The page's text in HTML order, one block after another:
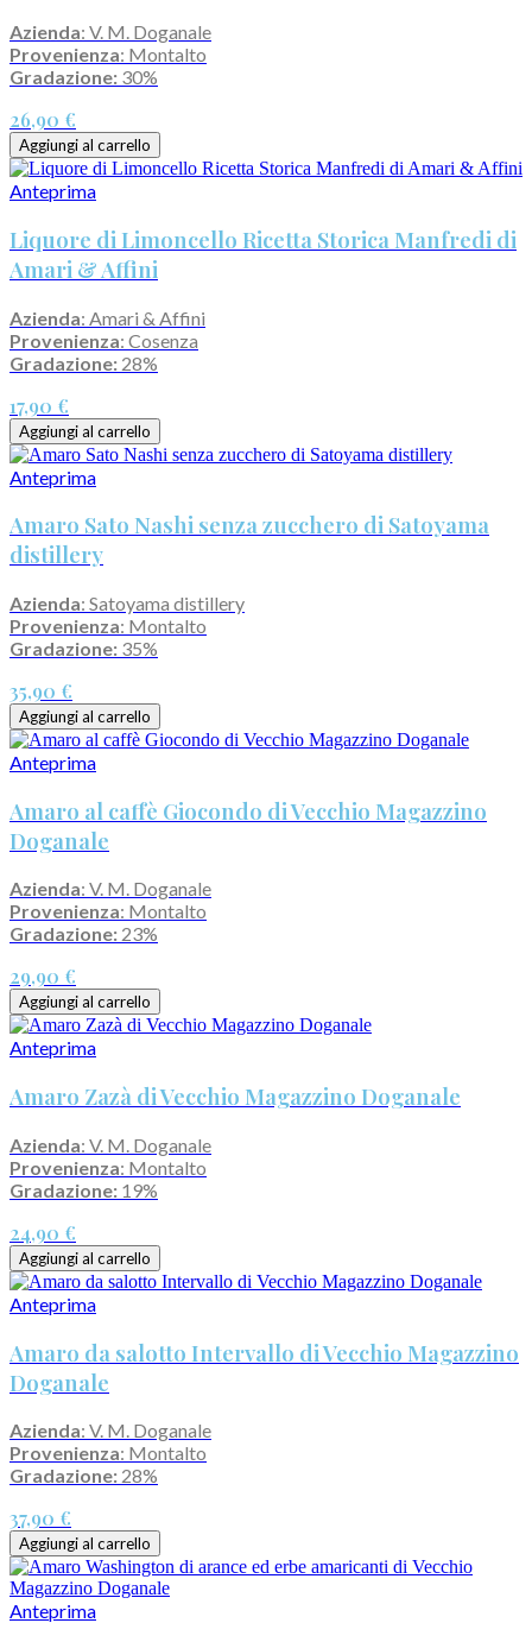
Azienda: V. M. Doganale
Provenienza: Montalto
Gradazione: 30%
26,90 €
Aggiungi al carrello
Anteprima
Liquore di Limoncello Ricetta Storica Manfredi di
Amari & Affini
Azienda: Amari & Affini
Provenienza: Cosenza
Gradazione: 28%
17,90 €
Aggiungi al carrello
Anteprima
Amaro Sato Nashi senza zucchero di Satoyama
distillery
Azienda: Satoyama distillery
Provenienza: Montalto
Gradazione: 35%
35,90 €
Aggiungi al carrello
Anteprima
Amaro al caffè Giocondo di Vecchio Magazzino
Doganale
Azienda: V. M. Doganale
Provenienza: Montalto
Gradazione: 23%
29,90 €
Aggiungi al carrello
Anteprima
Amaro Zazà di Vecchio Magazzino Doganale
Azienda: V. M. Doganale
Provenienza: Montalto
Gradazione: 19%
24,90 €
Aggiungi al carrello
Anteprima
Amaro da salotto Intervallo di Vecchio Magazzino
Doganale
Azienda: V. M. Doganale
Provenienza: Montalto
Gradazione: 28%
37,90 €
Aggiungi al carrello
Anteprima